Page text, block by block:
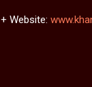
+ Website: